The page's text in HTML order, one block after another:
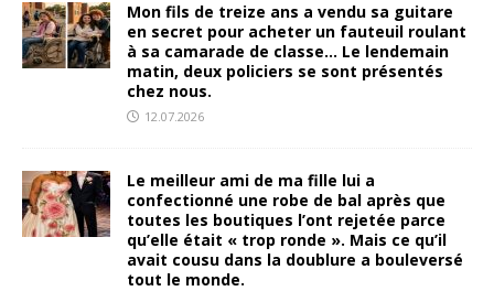
Mon fils de treize ans a vendu sa guitare
en secret pour acheter un fauteuil roulant
à sa camarade de classe… Le lendemain
matin, deux policiers se sont présentés
chez nous.
12.07.2026
Le meilleur ami de ma fille lui a
confectionné une robe de bal après que
toutes les boutiques l’ont rejetée parce
qu’elle était « trop ronde ». Mais ce qu’il
avait cousu dans la doublure a bouleversé
tout le monde.